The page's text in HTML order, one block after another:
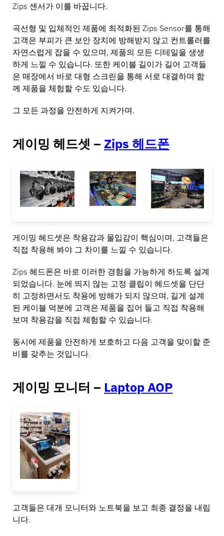
Zips 센서가 이를 바꿉니다.
곡선형 및 입체적인 제품에 최적화된 Zips Sensor를 통해
고객은 부피가 큰 보안 장치에 방해받지 않고 컨트롤러를
자연스럽게 잡을 수 있으며, 제품의 모든 디테일을 생생
하게 느낄 수 있습니다. 또한 케이블 길이가 길어 고객들
은 매장에서 바로 대형 스크린을 통해 서로 대결하며 함
께 제품을 체험할 수도 있습니다.
그 모든 과정을 안전하게 지켜가며.
게이밍 헤드셋 – Zips 헤드폰
게이밍 헤드셋은 착용감과 몰입감이 핵심이며, 고객들은
직접 착용해 봐야 그 차이를 느낄 수 있습니다.
Zips 헤드폰은 바로 이러한 경험을 가능하게 하도록 설계
되었습니다. 눈에 띄지 않는 고정 클립이 헤드셋을 단단
히 고정하면서도 착용에 방해가 되지 않으며, 길게 설계
된 케이블 덕분에 고객은 제품을 집어 들고 직접 착용해
보며 착용감을 직접 체험할 수 있습니다.
동시에 제품을 안전하게 보호하고 다음 고객을 맞이할 준
비를 갖추는 것입니다.
게이밍 모니터 – Laptop AOP
고객들은 대개 모니터와 노트북을 보고 최종 결정을 내립
니다.